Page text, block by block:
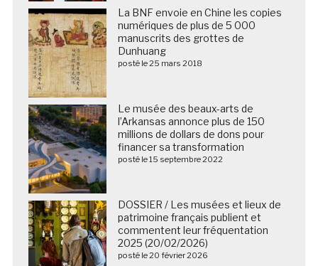
La BNF envoie en Chine les copies
numériques de plus de 5 000
manuscrits des grottes de
Dunhuang
posté le 25 mars 2018
Le musée des beaux-arts de
l’Arkansas annonce plus de 150
millions de dollars de dons pour
financer sa transformation
posté le 15 septembre 2022
DOSSIER / Les musées et lieux de
patrimoine français publient et
commentent leur fréquentation
2025 (20/02/2026)
posté le 20 février 2026